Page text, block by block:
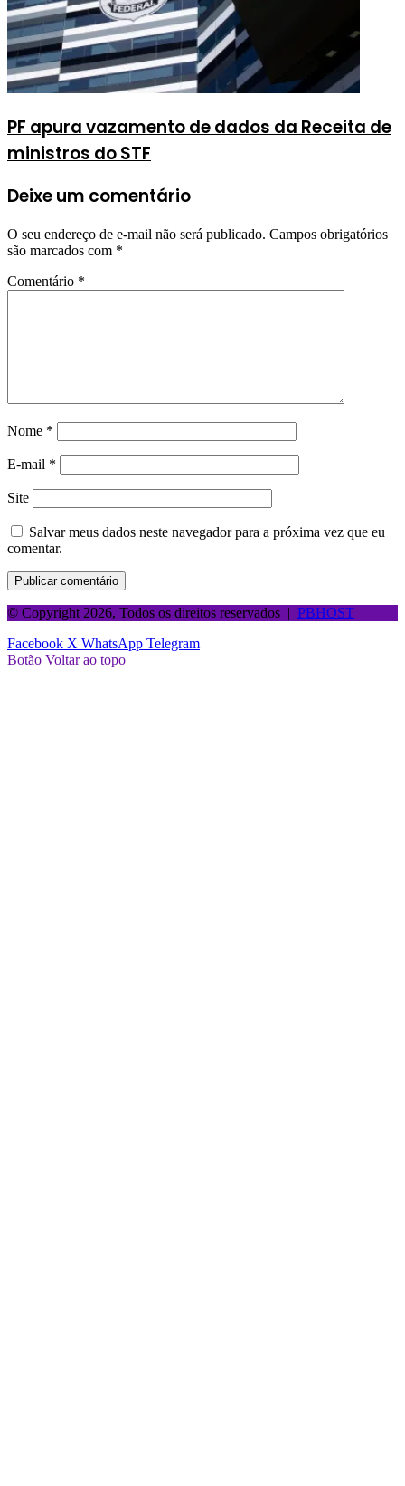
PF apura vazamento de dados da Receita de
ministros do STF
Deixe um comentário
O seu endereço de e-mail não será publicado. Campos obrigatórios
são marcados com *
Comentário *
Nome *
E-mail *
Site
Salvar meus dados neste navegador para a próxima vez que eu
comentar.
© Copyright 2026, Todos os direitos reservados | PBHOST
Facebook X WhatsApp Telegram
Botão Voltar ao topo